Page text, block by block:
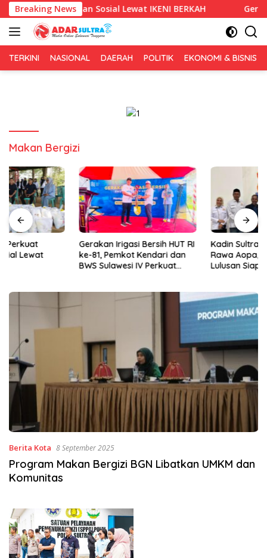
Langsung
ke
konten
Breaking News
Kepedulian Sosial Lewat IKENI BERKAH Gerakan
TERKINI NASIONAL DAERAH POLITIK EKONOMI & BISNIS
Makan Bergizi
Gerakan Irigasi Bersih HUT RI
ke-81, Pemkot Kendari dan
BWS Sulawesi IV Perkuat
Kadin Sultra Gandeng IAI
Rawa Aopa, Fokus Siapkan
Lulusan Siap Kerja dan
Berita Kota 8 September 2025
Program Makan Bergizi BGN Libatkan UMKM dan
Komunitas